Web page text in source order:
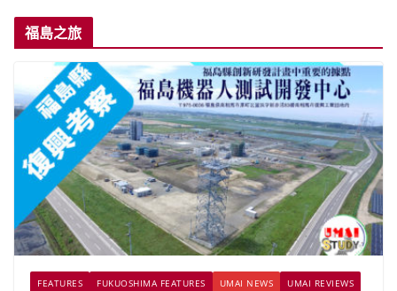
福島之旅
FEATURES FUKUOSHIMA FEATURES UMAI NEWS
UMAI REVIEWS